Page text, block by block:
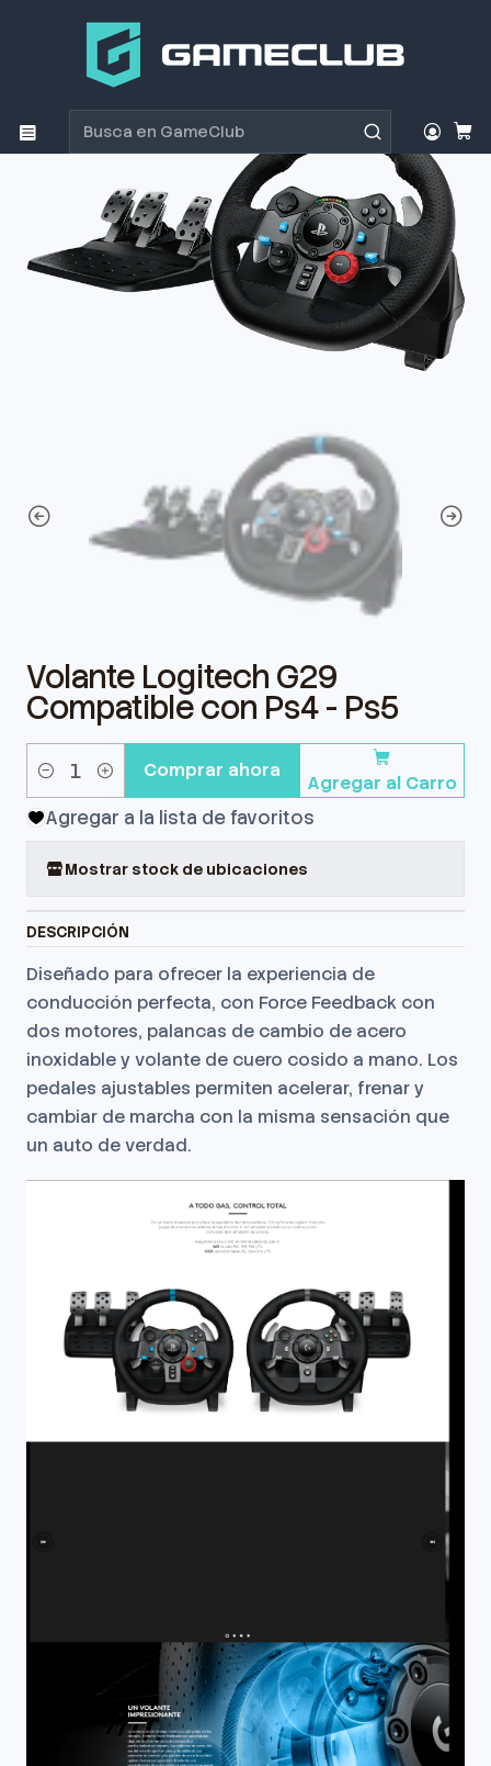
Productos
Volante Logitech G29 Compatible con Ps4 - Ps5
Volante Logitech G29
Compatible con Ps4 - Ps5
Cantidad Agregar al Carro
Comprar ahora
Agregar a la lista de favoritos
Mostrar stock de ubicaciones
DESCRIPCIÓN
Diseñado para ofrecer la experiencia de
conducción perfecta, con Force Feedback con
dos motores, palancas de cambio de acero
inoxidable y volante de cuero cosido a mano. Los
pedales ajustables permiten acelerar, frenar y
cambiar de marcha con la misma sensación que
un auto de verdad.